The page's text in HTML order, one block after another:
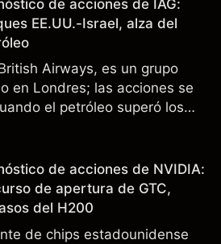
de acciones de IAG:
EE.UU.-Israel, alza del
Airways, es un grupo
en Londres; las acciones se
el petróleo superó los
espacio aéreo de Oriente
de resultados futuros..
de acciones de NVIDIA:
de apertura de GTC,
del H200
de chips estadounidense